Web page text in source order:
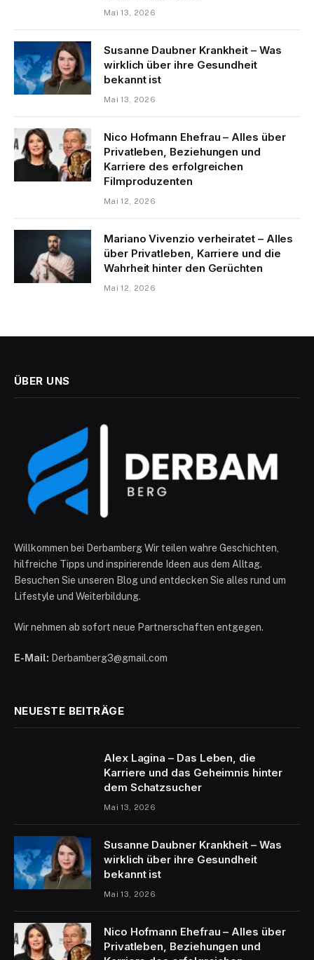
Mai 13, 2026
Susanne Daubner Krankheit – Was
wirklich über ihre Gesundheit
bekannt ist
Mai 13, 2026
Nico Hofmann Ehefrau – Alles über
Privatleben, Beziehungen und
Karriere des erfolgreichen
Filmproduzenten
Mai 12, 2026
Mariano Vivenzio verheiratet – Alles
über Privatleben, Karriere und die
Wahrheit hinter den Gerüchten
Mai 12, 2026
ÜBER UNS
Willkommen bei Derbamberg Wir teilen wahre Geschichten,
hilfreiche Tipps und inspirierende Ideen aus dem Alltag.
Besuchen Sie unseren Blog und entdecken Sie alles rund um
Lifestyle und Weiterbildung.
Wir nehmen ab sofort neue Partnerschaften entgegen.
E-Mail: Derbamberg3@gmail.com
NEUESTE BEITRÄGE
Alex Lagina – Das Leben, die
Karriere und das Geheimnis hinter
dem Schatzsucher
Mai 13, 2026
Susanne Daubner Krankheit – Was
wirklich über ihre Gesundheit
bekannt ist
Mai 13, 2026
Nico Hofmann Ehefrau – Alles über
Privatleben, Beziehungen und